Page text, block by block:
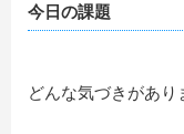
今日の課題
どんな気づきがあり